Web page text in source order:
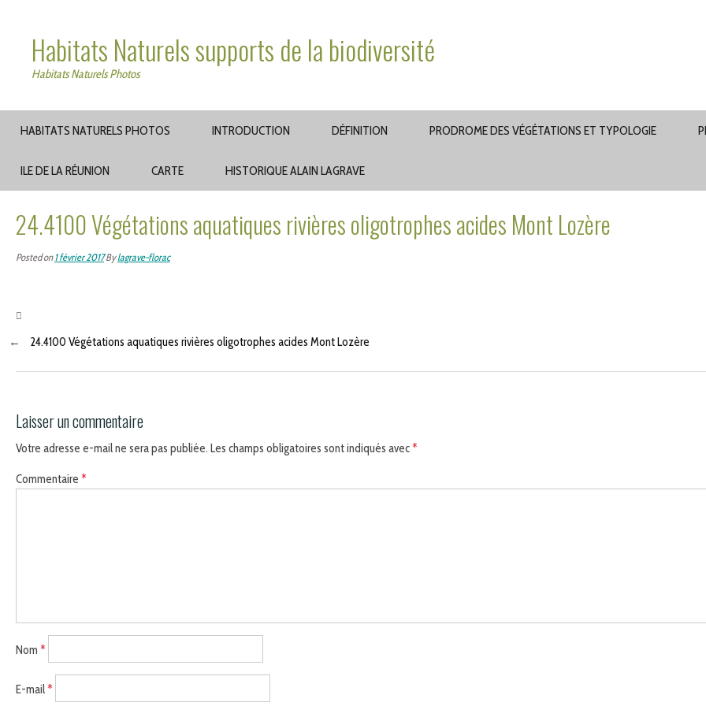
Habitats Naturels supports de la biodiversité
Habitats Naturels Photos
HABITATS NATURELS PHOTOS INTRODUCTION DÉFINITION PRODROME DES VÉGÉTATIONS ET TYPOLOGIE
ILE DE LA RÉUNION CARTE HISTORIQUE ALAIN LAGRAVE
24.4100 Végétations aquatiques rivières oligotrophes acides Mont Lozère
Posted on 1 février 2017Bylagrave-florac
← 24.4100 Végétations aquatiques rivières oligotrophes acides Mont Lozère
Laisser un commentaire
Votre adresse e-mail ne sera pas publiée. Les champs obligatoires sont indiqués avec*
Commentaire *
Nom *
E-mail*